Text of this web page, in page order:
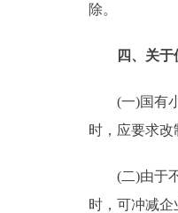
除。
四、关于
(一)国有小
时，应要求
(二)由于不
时，可冲减